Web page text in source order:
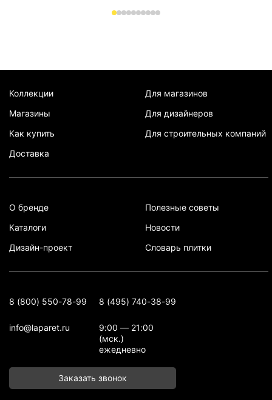
Коллекции
Магазины
Как купить
Доставка
Для магазинов
Для дизайнеров
Для строительных компаний
О бренде
Каталоги
Дизайн-проект
Полезные советы
Новости
Словарь плитки
8 (800) 550-78-99 8 (495) 740-38-99
info@laparet.ru
9:00 — 21:00
(мск.)
ежедневно
Заказать звонок